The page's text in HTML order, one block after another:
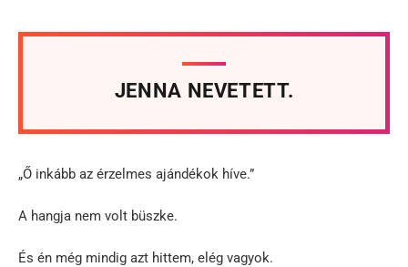
JENNA NEVETETT.
„Ő inkább az érzelmes ajándékok híve.”
A hangja nem volt büszke.
És én még mindig azt hittem, elég vagyok.